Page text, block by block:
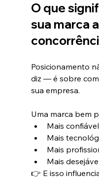
O que
sua marca
Posicionamento
diz — é sobre
sua empresa.
Uma marca bem
Mais confiável
Mais
Mais
Mais
👉 E isso